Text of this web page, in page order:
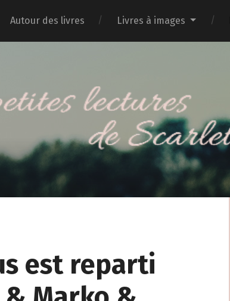
Autour des livres Livres à images
est reparti